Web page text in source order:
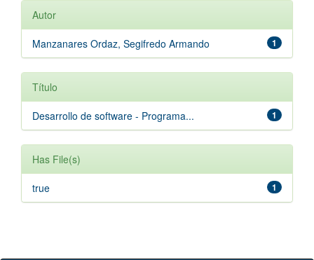
Autor
1
Manzanares Ordaz, Segifredo Armando
Título
1
Desarrollo de software - Programa...
Has File(s)
1
true